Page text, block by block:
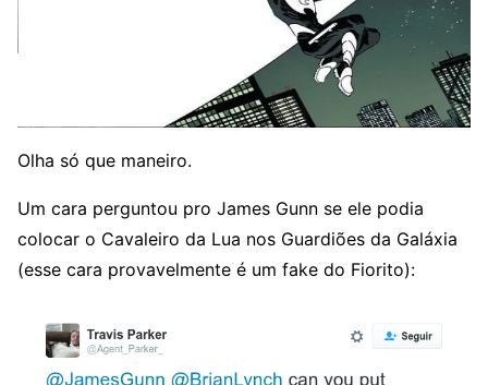
Olha só que maneiro.
Um cara perguntou pro James Gunn se ele podia
colocar o Cavaleiro da Lua nos Guardiões da Galáxia
(esse cara provavelmente é um fake do Fiorito):